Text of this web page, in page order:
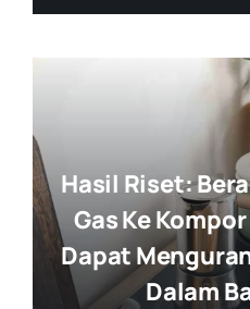
Hasil Riset:
Gas Ke
Dapat
Dalam